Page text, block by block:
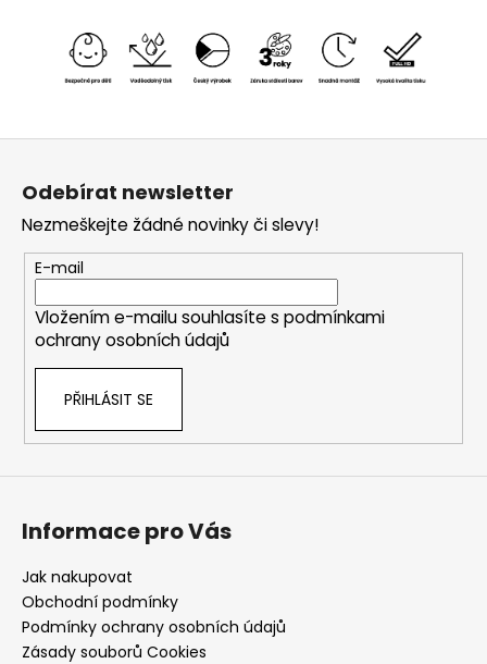
Z
Odebírat newsletter
Nezmeškejte žádné novinky či slevy!
E-mail
Vložením e-mailu souhlasíte s podmínkami
ochrany osobních údajů
PŘIHLÁSIT SE
Informace pro Vás
Jak nakupovat
Obchodní podmínky
Podmínky ochrany osobních údajů
Zásady souborů Cookies